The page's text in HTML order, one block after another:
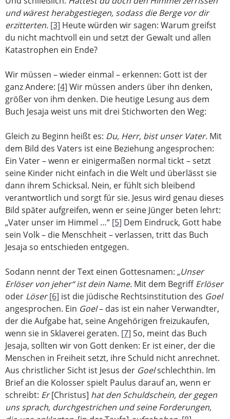
und wärest herabgestiegen, sodass die Berge vor dir
erzitterten. [3] Heute würden wir sagen: Warum greifst
du nicht machtvoll ein und setzt der Gewalt und allen
Katastrophen ein Ende?
Wir müssen – wieder einmal – erkennen: Gott ist der
ganz Andere: [4] Wir müssen anders über ihn denken,
größer von ihm denken. Die heutige Lesung aus dem
Buch Jesaja weist uns mit drei Stichworten den Weg:
Gleich zu Beginn heißt es: Du, Herr, bist unser Vater. Mit
dem Bild des Vaters ist eine Beziehung angesprochen:
Ein Vater – wenn er einigermaßen normal tickt – setzt
seine Kinder nicht einfach in die Welt und überlässt sie
dann ihrem Schicksal. Nein, er fühlt sich bleibend
verantwortlich und sorgt für sie. Jesus wird genau dieses
Bild später aufgreifen, wenn er seine Jünger beten lehrt:
„Vater unser im Himmel …“ [5] Dem Eindruck, Gott habe
sein Volk – die Menschheit – verlassen, tritt das Buch
Jesaja so entschieden entgegen.
Sodann nennt der Text einen Gottesnamen: „Unser
Erlöser von jeher“ ist dein Name. Mit dem BegriffErlöser
oder Löser [6] ist die jüdische Rechtsinstitution des Goel
angesprochen. Ein Goel– das ist ein naher Verwandter,
der die Aufgabe hat, seine Angehörigen freizukaufen,
wenn sie in Sklaverei geraten. [7] So, meint das Buch
Jesaja, sollten wir von Gott denken: Er ist einer, der die
Menschen in Freiheit setzt, ihre Schuld nicht anrechnet.
Aus christlicher Sicht ist Jesus der Goelschlechthin. Im
Brief an die Kolosser spielt Paulus darauf an, wenn er
schreibt: Er[Christus] hat den Schuldschein, der gegen
uns sprach, durchgestrichen und seine Forderungen,